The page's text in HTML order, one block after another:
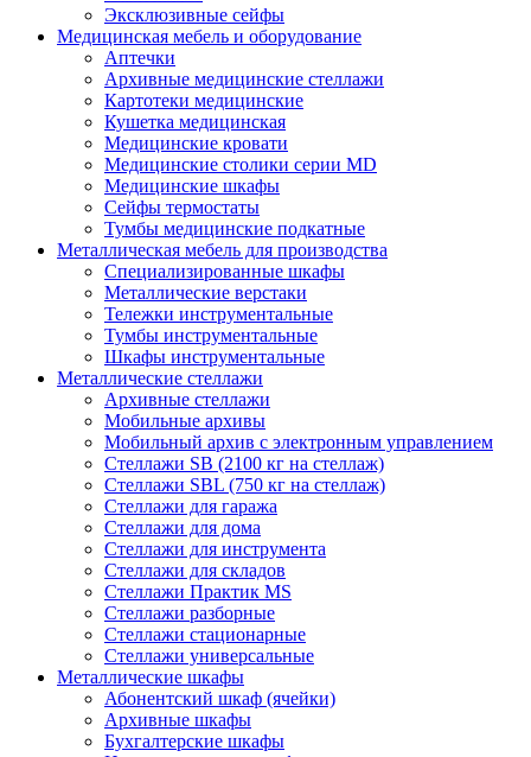
Эксклюзивные сейфы
Медицинская мебель и оборудование
Аптечки
Архивные медицинские стеллажи
Картотеки медицинские
Кушетка медицинская
Медицинские кровати
Медицинские столики серии MD
Медицинские шкафы
Сейфы термостаты
Тумбы медицинские подкатные
Металлическая мебель для производства
Cпециализированные шкафы
Металлические верстаки
Тележки инструментальные
Тумбы инструментальные
Шкафы инструментальные
Металлические стеллажи
Архивные стеллажи
Мобильные архивы
Мобильный архив с электронным управлением
Стеллажи SB (2100 кг на стеллаж)
Стеллажи SBL (750 кг на стеллаж)
Стеллажи для гаража
Стеллажи для дома
Стеллажи для инструмента
Стеллажи для складов
Стеллажи Практик MS
Стеллажи разборные
Стеллажи стационарные
Стеллажи универсальные
Металлические шкафы
Абонентский шкаф (ячейки)
Архивные шкафы
Бухгалтерские шкафы